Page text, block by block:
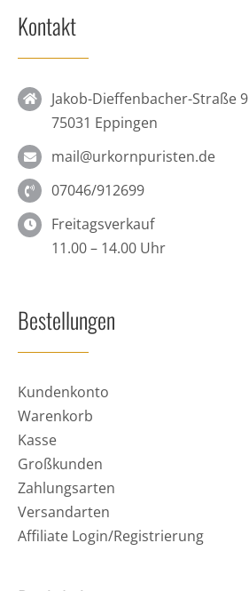
Kontakt
Jakob-Dieffenbacher-Straße 9
75031 Eppingen
mail@urkornpuristen.de
07046/912699
Freitagsverkauf
11.00 – 14.00 Uhr
Bestellungen
Kundenkonto
Warenkorb
Kasse
Großkunden
Zahlungsarten
Versandarten
Affiliate Login/Registrierung